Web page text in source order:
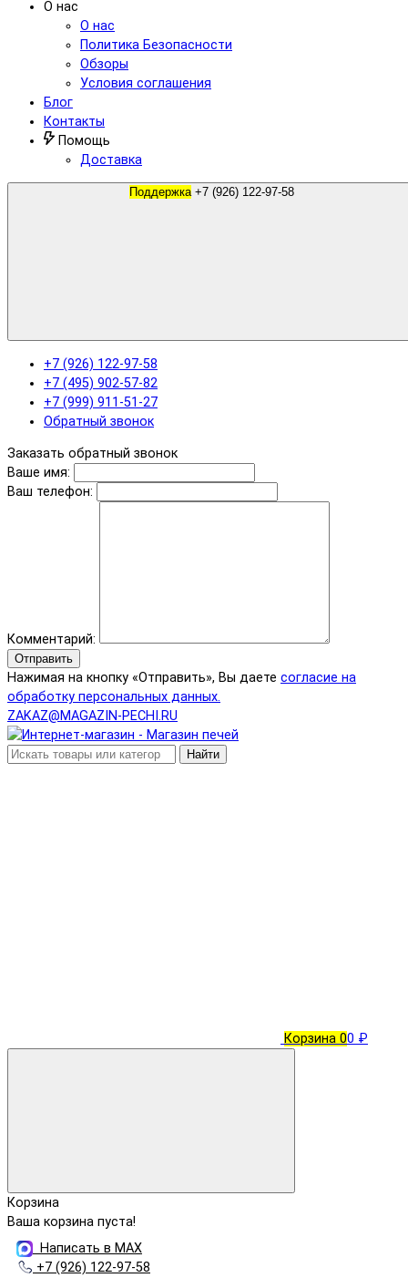
О нас
О нас
Политика Безопасности
Обзоры
Условия соглашения
Блог
Контакты
Помощь
Доставка
Поддержка +7 (926) 122-97-58
+7 (926) 122-97-58
+7 (495) 902-57-82
+7 (999) 911-51-27
Обратный звонок
Заказать обратный звонок
Ваше имя:
Ваш телефон:
Комментарий:
Отправить
Нажимая на кнопку «Отправить», Вы даете согласие на
обработку персональных данных.
ZAKAZ@MAGAZIN-PECHI.RU
Найти
Корзина 00 ₽
Корзина
Ваша корзина пуста!
Написать в MAX
+7 (926) 122-97-58